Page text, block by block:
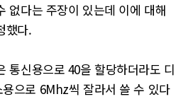
없다는 주장이 있는데 이에 대해
했다.
통신용으로 40을 할당하더라도 디
으로 6Mhz씩 잘라서 쓸 수 있다